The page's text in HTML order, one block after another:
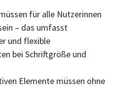
für alle Nutzerinnen
– das umfasst
und flexible
bei Schriftgröße und
Elemente müssen ohne